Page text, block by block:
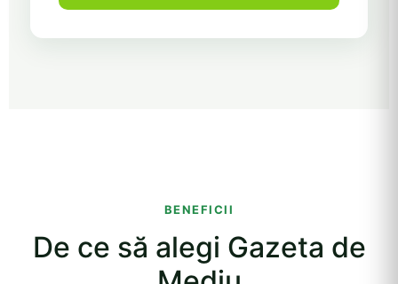
BENEFICII
De ce să alegi Gazeta de